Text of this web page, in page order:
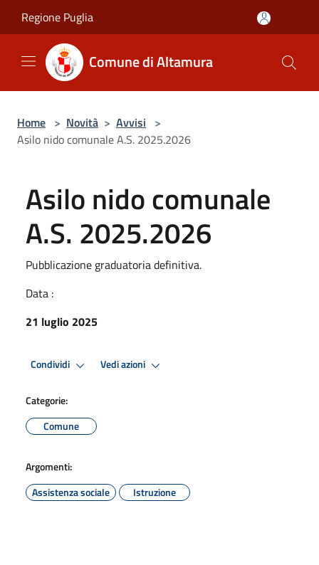
Regione Puglia
Comune di Altamura
Home > Novità > Avvisi >
Asilo nido comunale A.S. 2025.2026
Asilo nido comunale
A.S. 2025.2026
Pubblicazione graduatoria definitiva.
Data :
21 luglio 2025
Condividi Vedi azioni
Categorie:
Comune
Argomenti:
Assistenza sociale
Istruzione